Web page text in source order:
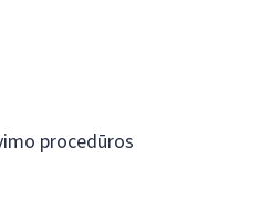
procedūros